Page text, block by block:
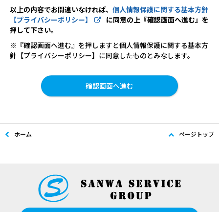
以上の内容でお間違いなければ、 個人情報保護に関する基本方針
【プライバシーポリシー】
に同意の上『確認画面へ進む』を
押して下さい。
※『確認画面へ進む』を押しますと個人情報保護に関する基本方
針【プライバシーポリシー】に同意したものとみなします。
ホーム ページトップ